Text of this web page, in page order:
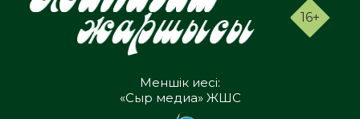
16+
Меншік иесі:
«Сыр медиа» ЖШС